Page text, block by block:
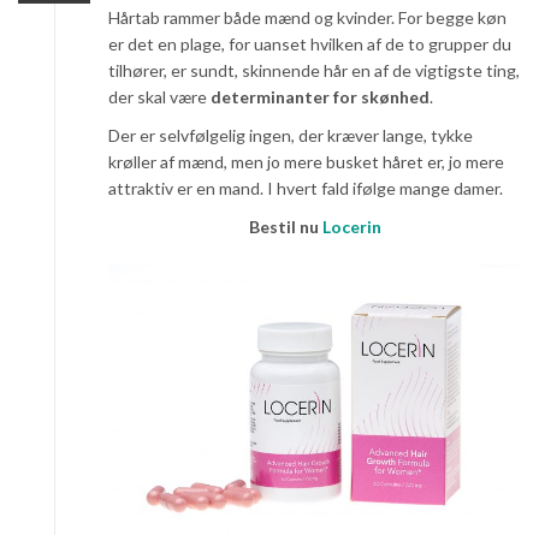
Hårtab rammer både mænd og kvinder. For begge køn
er det en plage, for uanset hvilken af de to grupper du
tilhører, er sundt, skinnende hår en af de vigtigste ting,
der skal være determinanter for skønhed.
Der er selvfølgelig ingen, der kræver lange, tykke
krøller af mænd, men jo mere busket håret er, jo mere
attraktiv er en mand. I hvert fald ifølge mange damer.
Bestil nu Locerin